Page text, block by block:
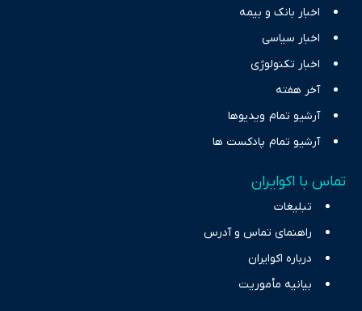
اخبار بانک و بیمه
اخبار سیاسی
اخبار تکنولوژی
آخر هفته
آرشیو تمام ویدیوها
آرشیو تمام پادکست ها
تماس با اکوایران
تبلیغات
راهنمای تماس و آدرس
درباره اکوایران
بیانیه مأموریت